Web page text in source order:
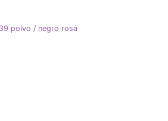
polvo / negro rosa